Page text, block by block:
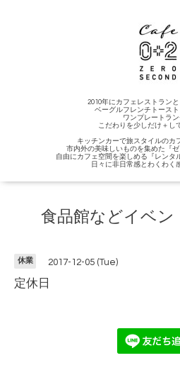
2010年にカフェレストランと
ベーグルフレンチトースト
ワンプレートラン
こだわりを少しだけ＋し
キッチンカーで旅スタイルの
市内外の美味しいものを集めた『
自由にカフェ空間を楽しめる『レンタ
日々に非日常感とわくわく
食品館などイベン
休業 2017-12-05 (Tue)
定休日